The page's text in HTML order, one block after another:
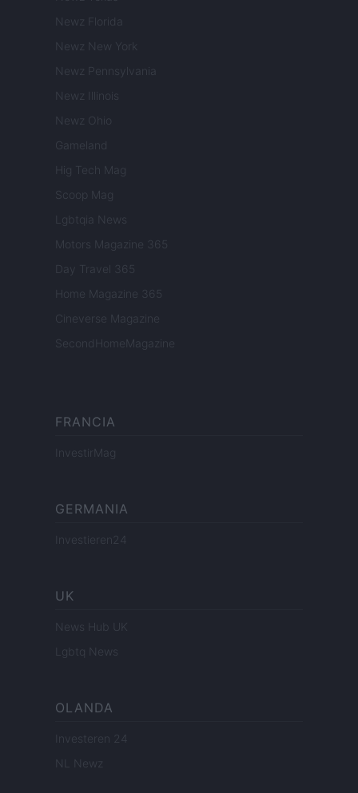
Newz Florida
Newz New York
Newz Pennsylvania
Newz Illinois
Newz Ohio
Gameland
Hig Tech Mag
Scoop Mag
Lgbtqia News
Motors Magazine 365
Day Travel 365
Home Magazine 365
Cineverse Magazine
SecondHomeMagazine
FRANCIA
InvestirMag
GERMANIA
Investieren24
UK
News Hub UK
Lgbtq News
OLANDA
Investeren 24
NL Newz